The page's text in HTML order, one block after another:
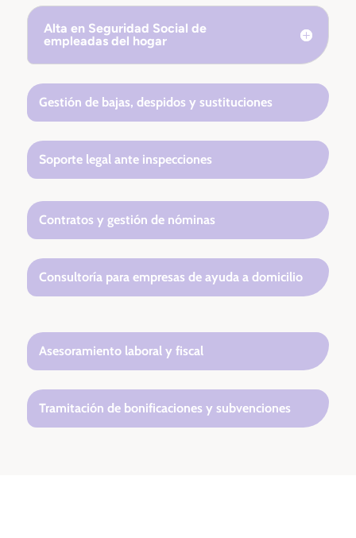
Alta en Seguridad Social de
empleadas del hogar
Gestión de bajas, despidos y sustituciones
Soporte legal ante inspecciones
Contratos y gestión de nóminas
Consultoría para empresas de ayuda a domicilio
Asesoramiento laboral y fiscal
Tramitación de bonificaciones y subvenciones